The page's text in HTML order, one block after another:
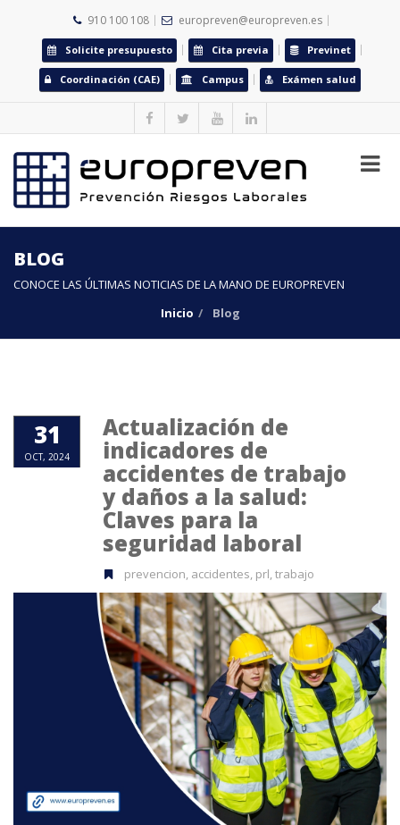
910 100 108 europreven@europreven.es
Solicite presupuesto Cita previa Previnet
Coordinación (CAE) Campus Exámen salud
BLOG
CONOCE LAS ÚLTIMAS NOTICIAS DE LA MANO DE EUROPREVEN
Inicio
Blog
31
OCT, 2024
Actualización de
indicadores de
accidentes de trabajo
y daños a la salud:
Claves para la
seguridad laboral
prevencion, accidentes, prl, trabajo